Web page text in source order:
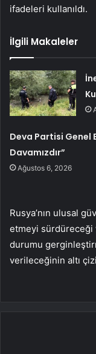
ifadeleri kullanıldı.
İlgili Makaleler
Deva Partisi Genel
Davamızdır”
Ağustos 6, 2026
Rusya’nın ulusal
etmeyi sürdüreceği
durumu
verileceğinin altı